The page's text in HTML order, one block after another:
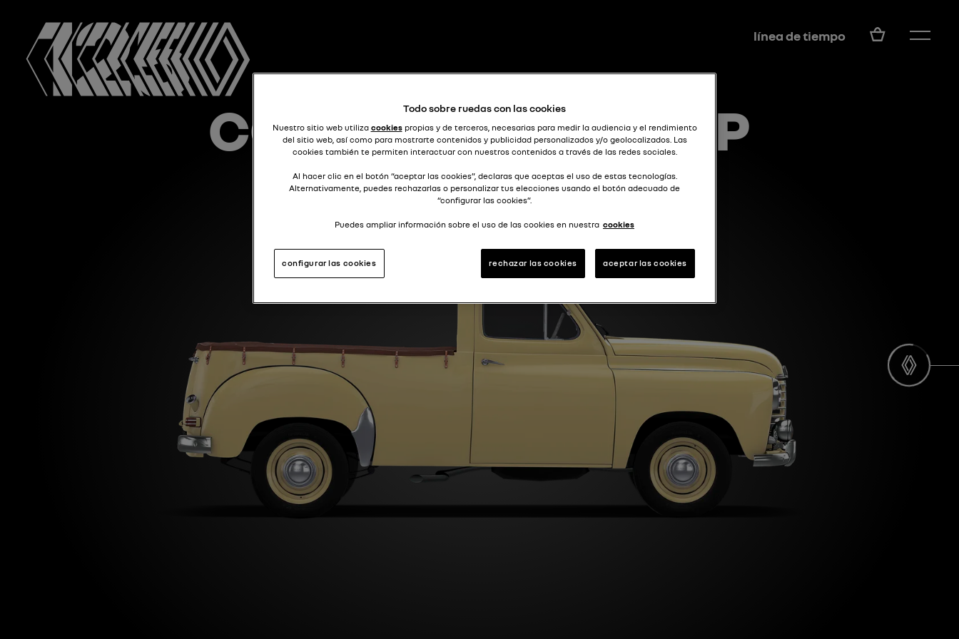
línea de tiempo ES
Type A
COLORALE PICK-UP
Todo sobre ruedas con las cookies
Nuestro sitio web utiliza cookiespropias y de terceros, necesarias para medir la audiencia y el rendimiento
del sitio web, así como para mostrarte contenidos y publicidad personalizados y/o geolocalizados. Las
cookies también te permiten interactuar con nuestros contenidos a través de las redes sociales.
Al hacer clic en el botón “aceptar las cookies”, declaras que aceptas el uso de estas tecnologías.
Alternativamente, puedes rechazarlas o personalizar tus elecciones usando el botón adecuado de
“configurar las cookies”.
Puedes ampliar información sobre el uso de las cookies en nuestra cookies
configurar las cookies rechazar las cookies aceptar las cookies